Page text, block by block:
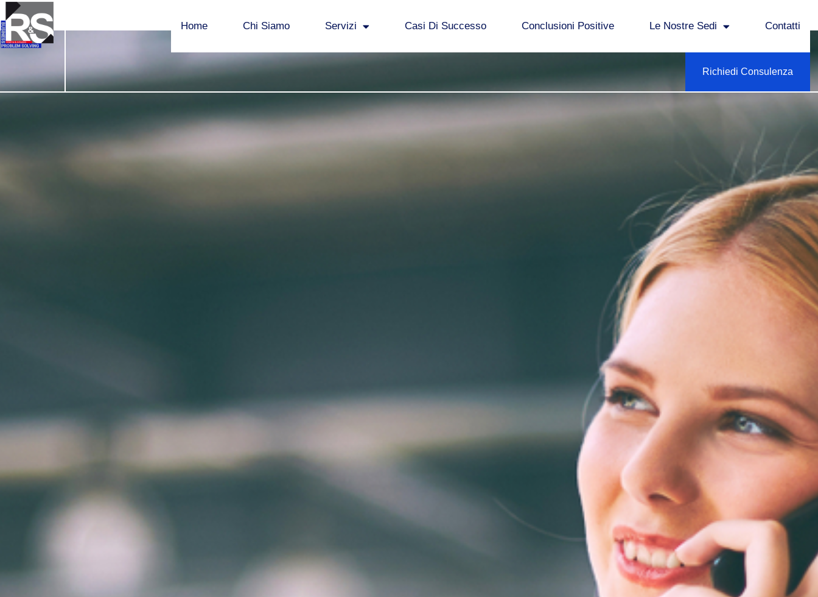
Home Chi Siamo Servizi Casi Di Successo Conclusioni Positive Le Nostre Sedi Contatti
Richiedi Consulenza